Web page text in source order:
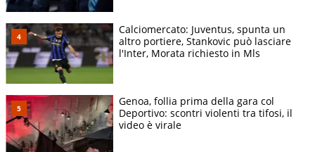
Calciomercato: Juventus, spunta un
altro portiere, Stankovic può lasciare
l'Inter, Morata richiesto in Mls
Genoa, follia prima della gara col
Deportivo: scontri violenti tra tifosi, il
video è virale